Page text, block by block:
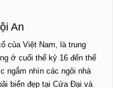
An
của Việt Nam, là trung
ở cuối thế kỷ 16 đến thế
ngắm nhìn các ngôi nhà
biển đẹp tại Cửa Đại và